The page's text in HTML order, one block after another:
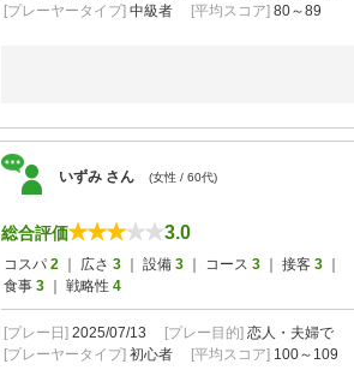
[プレーヤータイプ] 中級者 [平均スコア] 80～89
いずみ さん (女性 / 60代)
総合評価 3.0
コスパ 2 ｜ 広さ 3 ｜ 設備 3 ｜ コース 3 ｜ 接客 3
食事 3 ｜ 戦略性 4
[プレー日] 2025/07/13 [プレー目的] 恋人・夫婦で
[プレーヤータイプ] 初心者 [平均スコア] 100～109